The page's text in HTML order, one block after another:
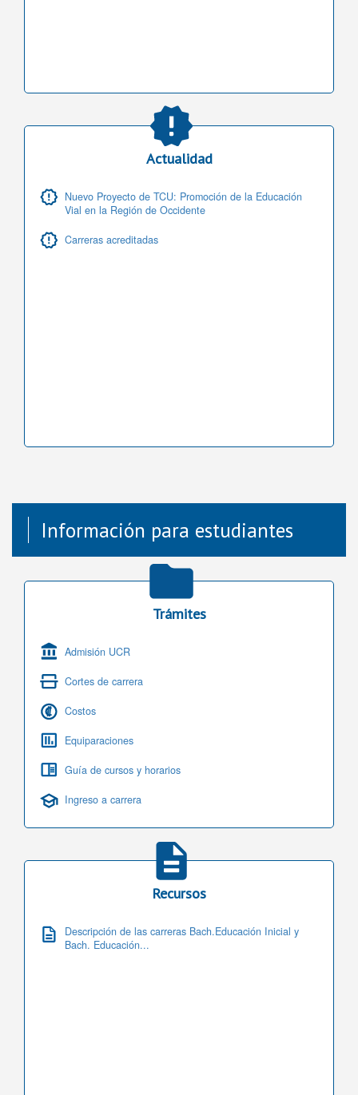
Actualidad
Nuevo Proyecto de TCU: Promoción de la Educación
Vial en la Región de Occidente
Carreras acreditadas
Información para estudiantes
Trámites
Admisión UCR
Cortes de carrera
Costos
Equiparaciones
Guía de cursos y horarios
Ingreso a carrera
Recursos
Descripción de las carreras Bach.Educación Inicial y
Bach. Educación...